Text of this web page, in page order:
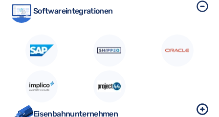
Softwareintegrationen
Eisenbahnunternehmen